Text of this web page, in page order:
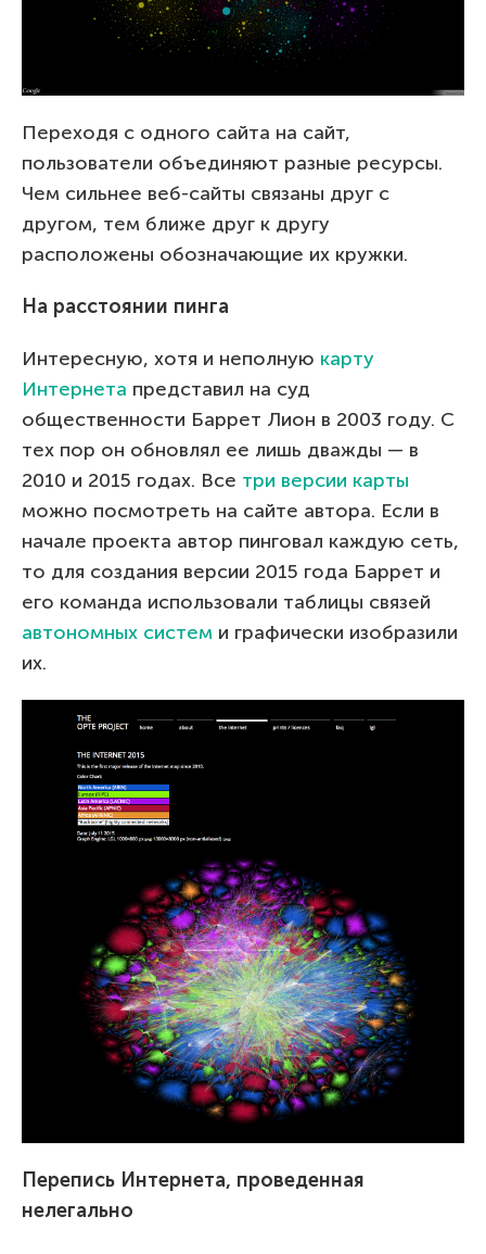
Переходя с одного сайта на сайт,
пользователи объединяют разные ресурсы.
Чем сильнее веб-сайты связаны друг с
другом, тем ближе друг к другу
расположены обозначающие их кружки.
На расстоянии пинга
Интересную, хотя и неполную карту
Интернета представил на суд
общественности Баррет Лион в 2003 году. С
тех пор он обновлял ее лишь дважды — в
2010 и 2015 годах. Все три версии карты
можно посмотреть на сайте автора. Если в
начале проекта автор пинговал каждую сеть,
то для создания версии 2015 года Баррет и
его команда использовали таблицы связей
автономных систем и графически изобразили
их.
Перепись Интернета, проведенная
нелегально